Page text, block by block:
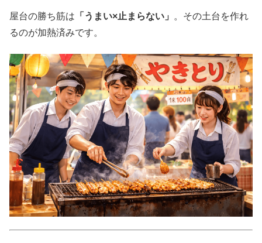
屋台の勝ち筋は 「うまい×止まらない」
。その土台を作れ
るのが加熱済みです。